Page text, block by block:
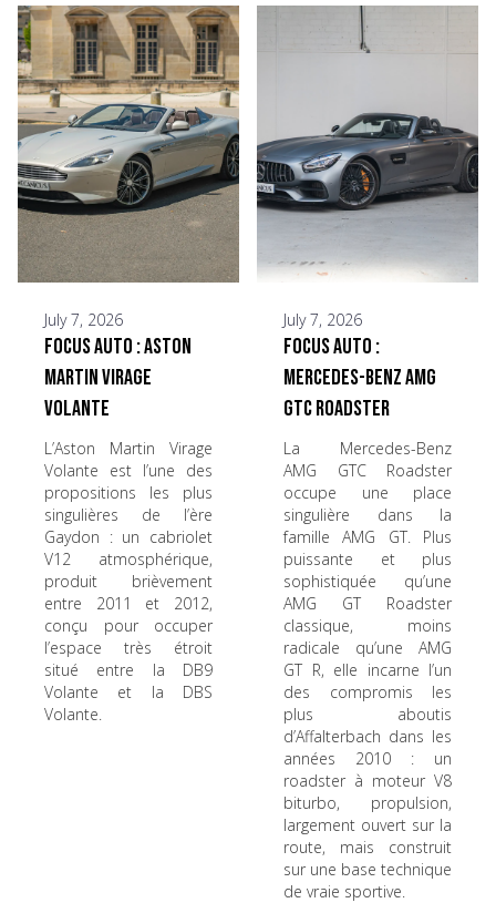
July 7, 2026
Focus Auto : Aston
Martin Virage
Volante
L’Aston Martin Virage
Volante est l’une des
propositions les plus
singulières de l’ère
Gaydon : un cabriolet
V12 atmosphérique,
produit brièvement
entre 2011 et 2012,
conçu pour occuper
l’espace très étroit
situé entre la DB9
Volante et la DBS
Volante.
July 7, 2026
Focus Auto :
Mercedes-Benz AMG
GTC Roadster
La Mercedes-Benz
AMG GTC Roadster
occupe une place
singulière dans la
famille AMG GT. Plus
puissante et plus
sophistiquée qu’une
AMG GT Roadster
classique, moins
radicale qu’une AMG
GT R, elle incarne l’un
des compromis les
plus aboutis
d’Affalterbach dans les
années 2010 : un
roadster à moteur V8
biturbo, propulsion,
largement ouvert sur la
route, mais construit
sur une base technique
de vraie sportive.